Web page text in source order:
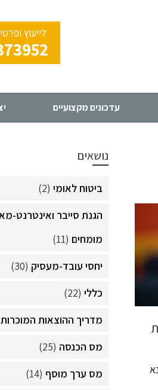
לייעוץ
עדכונים מקצועיים
נושאים
ביטוח לאומי (2)
הגנת סייבר ואינטרנט-
מומחים (11)
יחסי עובד-מעסיק (30)
כללי (22)
מדריך ההוצאות המוכרות
מס הכנסה (25)
מס ערך מוסף (14)